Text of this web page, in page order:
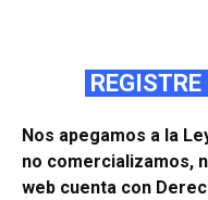
Nos apegamos a la
no comercializamos,
web cuenta con